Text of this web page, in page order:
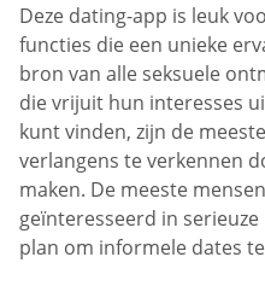
Deze dating-app is leuk
functies die een unieke
bron van alle seksuele
die vrijuit hun interesses
kunt vinden, zijn de
verlangens te verkennen
maken. De meeste
geïnteresseerd in
plan om informele dates